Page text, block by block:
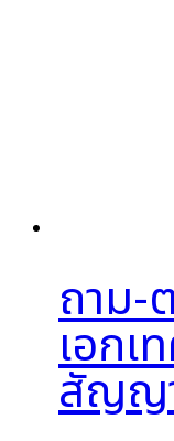
ถาม-
เอกเ
สัญญ